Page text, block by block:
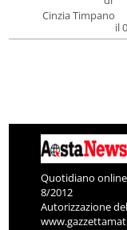
Cinzia Timpano
il
Quotidiano
8/2012
Autorizzazione